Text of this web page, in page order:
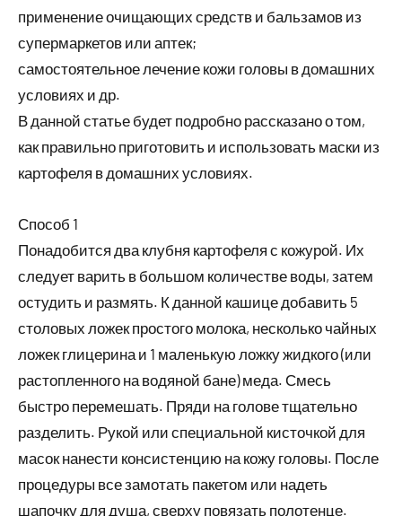
применение очищающих средств и бальзамов из
супермаркетов или аптек;
самостоятельное лечение кожи головы в домашних
условиях и др.
В данной статье будет подробно рассказано о том,
как правильно приготовить и использовать маски из
картофеля в домашних условиях.
Способ 1
Понадобится два клубня картофеля с кожурой. Их
следует варить в большом количестве воды, затем
остудить и размять. К данной кашице добавить 5
столовых ложек простого молока, несколько чайных
ложек глицерина и 1 маленькую ложку жидкого (или
растопленного на водяной бане) меда. Смесь
быстро перемешать. Пряди на голове тщательно
разделить. Рукой или специальной кисточкой для
масок нанести консистенцию на кожу головы. После
процедуры все замотать пакетом или надеть
шапочку для душа, сверху повязать полотенце.